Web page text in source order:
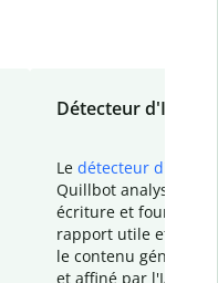
Détecteur d'IA
Le détecteur d'IA
Quillbot analyse votre
écriture et fournit un
rapport utile et
le contenu généré
et affiné par l'IA